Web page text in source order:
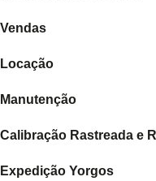
Vendas
Locação
Manutenção
Calibração Rastreada e
Expedição Yorgos